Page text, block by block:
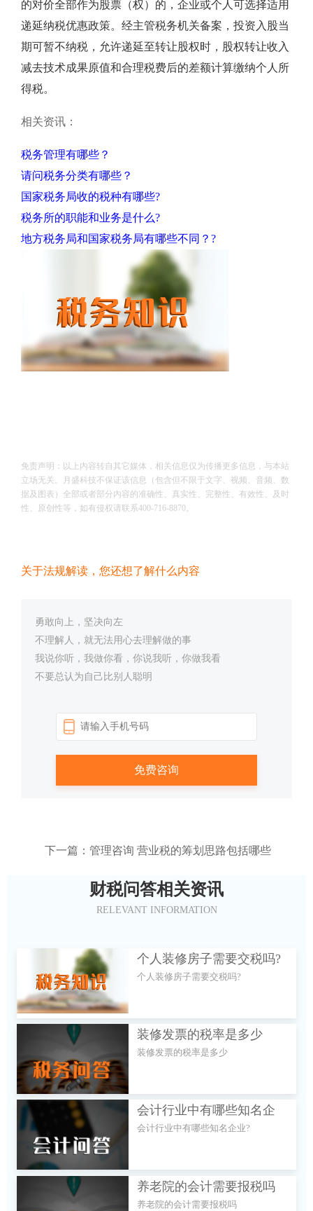
的对价全部作为股票（权）的，企业或个人可选择适用
递延纳税优惠政策。经主管税务机关备案，投资入股当
期可暂不纳税，允许递延至转让股权时，股权转让收入
减去技术成果原值和合理税费后的差额计算缴纳个人所
得税。
相关资讯：
税务管理有哪些？
请问税务分类有哪些？
国家税务局收的税种有哪些?
税务所的职能和业务是什么?
地方税务局和国家税务局有哪些不同？?
免责声明：以上内容转自其它媒体，相关信息仅为传播更多信息，与本站
立场无关。月盛科技不保证该信息（包含但不限于文字、视频、音频、数
据及图表）全部或者部分内容的准确性、真实性、完整性、有效性、及时
性、原创性等，如有侵权请联系400-716-8870。
关于法规解读，您还想了解什么内容
勇敢向上，坚决向左
不理解人，就无法用心去理解做的事
我说你听，我做你看，你说我听，你做我看
不要总认为自己比别人聪明
下一篇：管理咨询 营业税的筹划思路包括哪些
财税问答相关资讯
RELEVANT INFORMATION
个人装修房子需要交税吗?
个人装修房子需要交税吗?
装修发票的税率是多少
装修发票的税率是多少
会计行业中有哪些知名企
业?
会计行业中有哪些知名企业?
养老院的会计需要报税吗
养老院的会计需要报税吗